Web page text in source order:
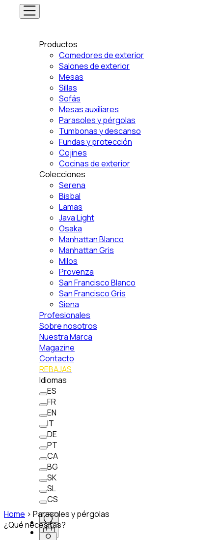
Productos
Comedores de exterior
Salones de exterior
Mesas
Sillas
Sofás
Mesas auxiliares
Parasoles y pérgolas
Tumbonas y descanso
Fundas y protección
Cojines
Cocinas de exterior
Colecciones
Serena
Bisbal
Lamas
Java Light
Osaka
Manhattan Blanco
Manhattan Gris
Milos
Provenza
San Francisco Blanco
San Francisco Gris
Siena
Profesionales
Sobre nosotros
Nuestra Marca
Magazine
Contacto
REBAJAS
Idiomas
ES
FR
EN
IT
DE
PT
CA
BG
SK
SL
CS
Home > Parasoles y pérgolas
¿Qué necesitas?